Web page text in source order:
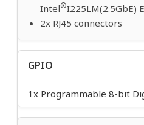
Intel®I225LM(2.5GbE)
2x RJ45 connectors
GPIO
1x Programmable 8-bit